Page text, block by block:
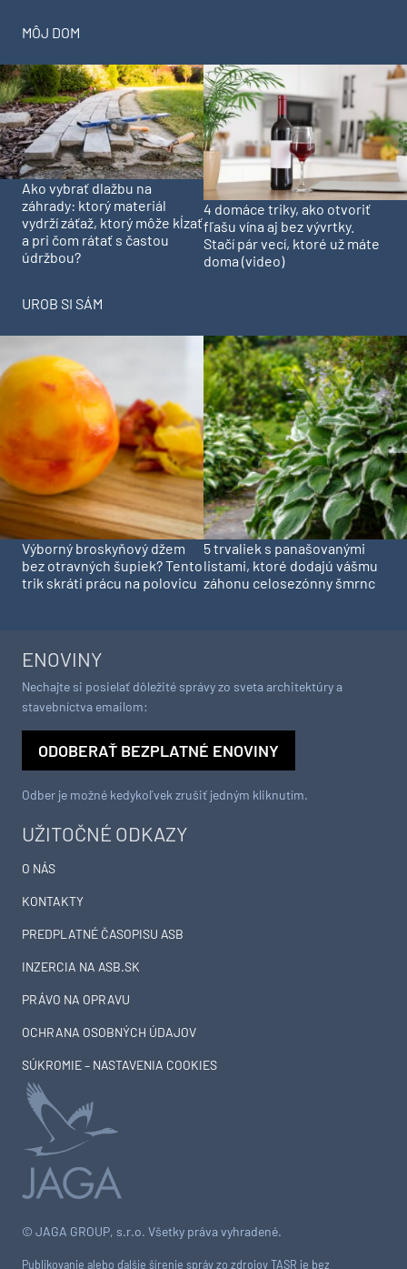
MÔJ DOM
Ako vybrať dlažbu na
záhrady: ktorý materiál
vydrží záťaž, ktorý môže kĺzať
a pri čom rátať s častou
údržbou?
4 domáce triky, ako otvoriť
fľašu vína aj bez vývrtky.
Stačí pár vecí, ktoré už máte
doma (video)
UROB SI SÁM
Výborný broskyňový džem
bez otravných šupiek? Tento
trik skráti prácu na polovicu
5 trvaliek s panašovanými
listami, ktoré dodajú vášmu
záhonu celosezónny šmrnc
© JAGA GROUP, s.r.o. Všetky práva vyhradené.
Publikovanie alebo ďalšie šírenie správ zo zdrojov TASR je bez
UŽITOČNÉ ODKAZY
O NÁS
KONTAKTY
PREDPLATNÉ ČASOPISU ASB
INZERCIA NA ASB.SK
PRÁVO NA OPRAVU
OCHRANA OSOBNÝCH ÚDAJOV
SÚKROMIE – NASTAVENIA COOKIES
ENOVINY
Nechajte si posielať dôležité správy zo sveta architektúry a
stavebníctva emailom:
ODOBERAŤ BEZPLATNÉ ENOVINY
Odber je možné kedykoľvek zrušiť jedným kliknutím.